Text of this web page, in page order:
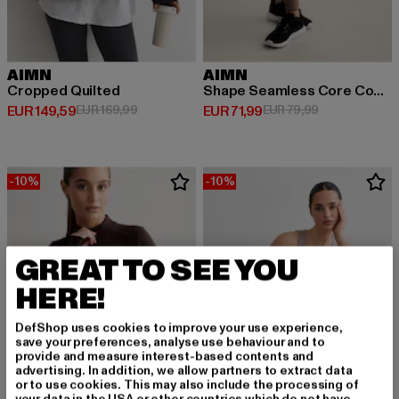
AIMN
Cropped Quilted
EUR 149,59
Derzeitiger Preis: EUR 149,59
EUR 169,99Aktionspreis: EUR 169,99
AIMN
Shape Seamless Core Control
EUR 71,99
Derzeitiger Preis: EUR 71,99
EUR 79,99Aktionspreis:
-10% -10%
GREAT TO SEE YOU
HERE!
DefShop uses cookies to improve your use experience,
save your preferences, analyse use behaviour and to
provide and measure interest-based contents and
advertising. In addition, we allow partners to extract data
or to use cookies. This may also include the processing of